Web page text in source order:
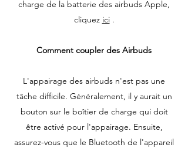
charge de la batterie des airbuds Apple,
cliquez ici.
Comment coupler des Airbuds
L'appairage des airbuds n'est pas une
tâche difficile. Généralement, il y aurait un
bouton sur le boîtier de charge qui doit
être activé pour l'appairage. Ensuite,
assurez-vous que le Bluetooth de l'appareil